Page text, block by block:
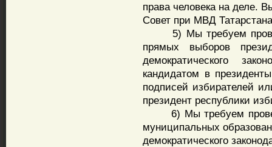
права человека на деле.
Совет при МВД
5) Мы требуем
прямых выборов
демократического
кандидатом в
подписей избирателей
президент республики
6) Мы требуем
муниципальных
демократического